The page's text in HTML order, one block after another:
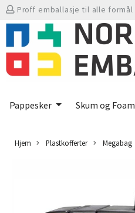
Proff emballasje til alle formål
Pappesker Skum og Foam
Hjem Plastkofferter Megabag